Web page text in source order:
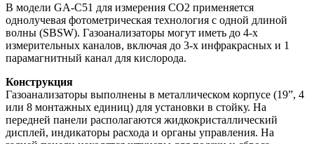
В модели GA-C51 для измерения CO2 применяется
однолучевая фотометрическая технология с одной длиной
волны (SBSW). Газоанализаторы могут иметь до 4-х
измерительных каналов, включая до 3-х инфракрасных и 1
парамагнитный канал для кислорода.
Конструкция
Газоанализаторы выполнены в металлическом корпусе (19”, 4
или 8 монтажных единиц) для установки в стойку. На
передней панели располагаются жидкокристаллический
дисплей, индикаторы расхода и органы управления. На